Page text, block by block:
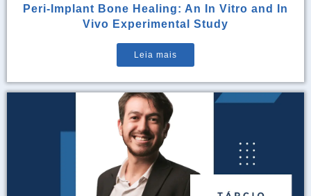
Peri-Implant Bone Healing: An In Vitro and In
Vivo Experimental Study
Leia mais